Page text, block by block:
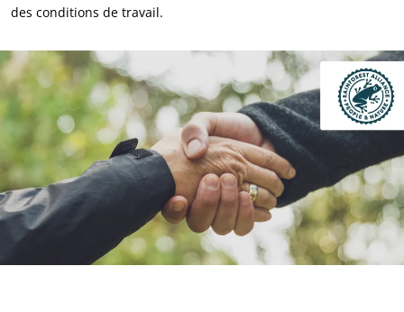
des conditions de travail.